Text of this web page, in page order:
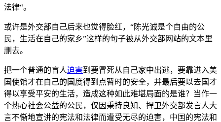
法律“。
或许是外交部自己后来也觉得脸红，“陈光诚是个自由的公
民，生活在自己的家乡”这样的句子被从外交部网站的文本里
删去。
把一个普通的盲人迫害到要冒死从自己家中出逃，要靠进入美
国使馆才在自己的国度得到点暂时的安全，并最后要以去国才
得以享受平安的生活，造成这种如此难堪局面的是谁？当作一
个热心社会公益的公民，仅因秉持良知、捍卫外交部发言人大
言不惭地宣讲的宪法和法律而遭受无尽的迫害，中国的宪法和